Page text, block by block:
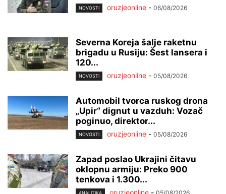
NOVOSTI oruzjeonline - 06/08/2026
Severna Koreja šalje raketnu
brigadu u Rusiju: Šest lansera i
120...
NOVOSTI oruzjeonline - 05/08/2026
Automobil tvorca ruskog drona
„Upir“ dignut u vazduh: Vozač
poginuo, direktor...
NOVOSTI oruzjeonline - 05/08/2026
Zapad poslao Ukrajini čitavu
oklopnu armiju: Preko 900
tenkova i 1.300...
ANALITIKA oruzjeonline -